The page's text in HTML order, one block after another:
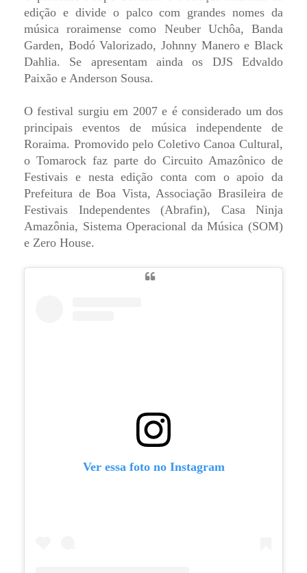
edição e divide o palco com grandes nomes da
música roraimense como Neuber Uchôa, Banda
Garden, Bodó Valorizado, Johnny Manero e Black
Dahlia. Se apresentam ainda os DJS Edvaldo
Paixão e Anderson Sousa.
O festival surgiu em 2007 e é considerado um dos
principais eventos de música independente de
Roraima. Promovido pelo Coletivo Canoa Cultural,
o Tomarock faz parte do Circuito Amazônico de
Festivais e nesta edição conta com o apoio da
Prefeitura de Boa Vista, Associação Brasileira de
Festivais Independentes (Abrafin), Casa Ninja
Amazônia, Sistema Operacional da Música (SOM)
e Zero House.
Ver essa foto no Instagram